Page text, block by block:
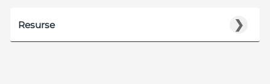
❯
Resurse